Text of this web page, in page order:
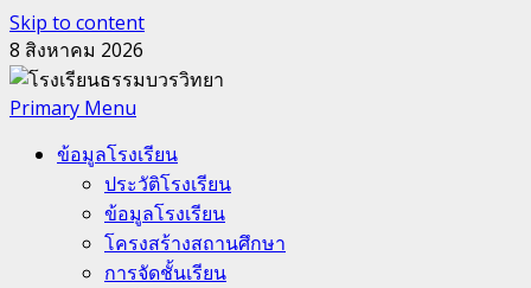
Skip to content
8 สิงหาคม 2026
Primary Menu
ข้อมูลโรงเรียน
ประวัติโรงเรียน
ข้อมูลโรงเรียน
โครงสร้างสถานศึกษา
การจัดชั้นเรียน